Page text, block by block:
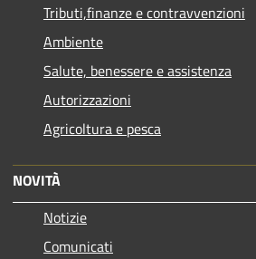
Tributi,finanze e contravvenzioni
Ambiente
Salute, benessere e assistenza
Autorizzazioni
Agricoltura e pesca
NOVITÀ
Notizie
Comunicati